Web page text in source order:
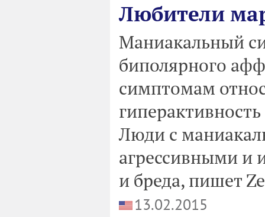
Любители
Маниакальный
биполярного
симптомам
Люди с
агрессивными и
и бреда, пишет
13.02.2015